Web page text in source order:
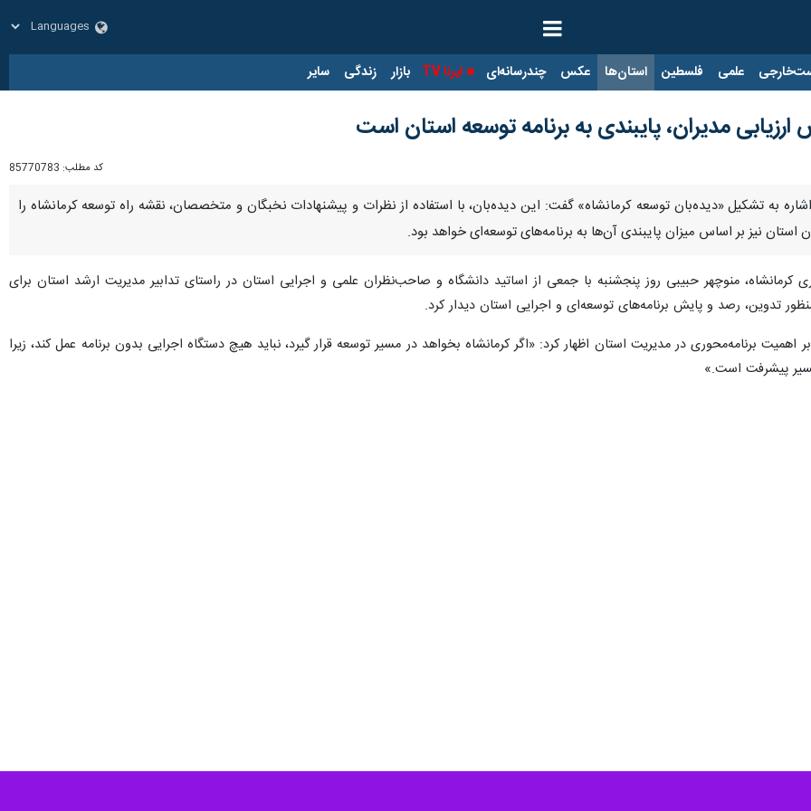
علمی فلسطین استان‌ها عکس چندرسانه‌ای ایرنا TV بازار زندگی سایر
مدیران، پایبندی به برنامه توسعه‌ استان است
کد مطلب: 85770783
اشاره به تشکیل «دیده‌بان توسعه کرمانشاه» گفت: این دیده‌بان، با استفاده از نظرات و پیشنهادات نخبگان و متخصصان، نقشه راه توسعه کرمانشاه را
نیز بر اساس میزان پایبندی آن‌ها به برنامه‌های توسعه‌ای خواهد بود.
کرمانشاه، منوچهر حبیبی روز پنجشنبه با جمعی از اساتید دانشگاه و صاحب‌نظران علمی و اجرایی استان در راستای تدابیر مدیریت ارشد استان برای
تدوین، رصد و پایش برنامه‌های توسعه‌ای و اجرایی استان دیدار کرد.
بر اهمیت برنامه‌محوری در مدیریت استان اظهار کرد: «اگر کرمانشاه بخواهد در مسیر توسعه قرار گیرد، نباید هیچ دستگاه اجرایی بدون برنامه عمل کند، زیرا
پیشرفت است.»